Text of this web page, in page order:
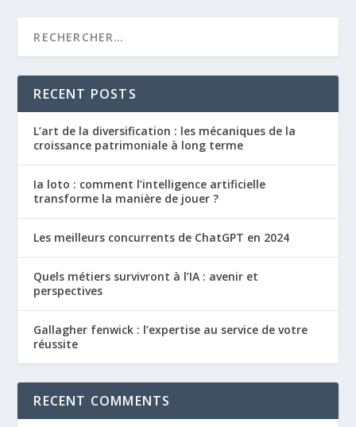
RECENT POSTS
L’art de la diversification : les mécaniques de la
croissance patrimoniale à long terme
Ia loto : comment l’intelligence artificielle
transforme la manière de jouer ?
Les meilleurs concurrents de ChatGPT en 2024
Quels métiers survivront à l’IA : avenir et
perspectives
Gallagher fenwick : l’expertise au service de votre
réussite
RECENT COMMENTS